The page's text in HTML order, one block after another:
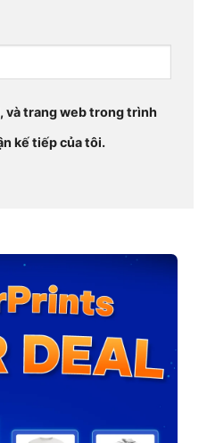
và trang web trong trình
kế tiếp của tôi.